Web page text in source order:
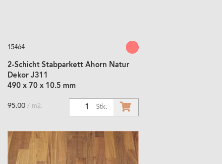
15464
2-Schicht Stabparkett Ahorn Natur
Dekor J311
490 x 70 x 10.5 mm
Stk.
95.00 / m2.